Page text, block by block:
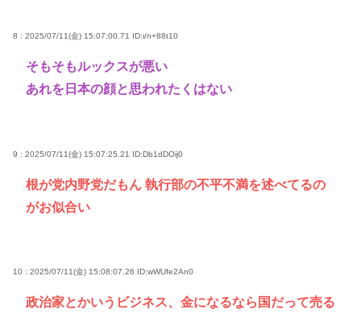
8 : 2025/07/11(金) 15:07:00.71 ID:i/n+88t10
そもそもルックスが悪い
あれを日本の顔と思われたくはない
9 : 2025/07/11(金) 15:07:25.21 ID:Db1dDOij0
根が党内野党だもん 執行部の不平不満を述べてるの
がお似合い
10 : 2025/07/11(金) 15:08:07.26 ID:wWUfe2An0
政治家とかいうビジネス、金になるなら国だって売る